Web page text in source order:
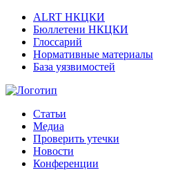
ALRT НКЦКИ
Бюллетени НКЦКИ
Глоссарий
Нормативные материалы
База уязвимостей
Статьи
Медиа
Проверить утечки
Новости
Конференции